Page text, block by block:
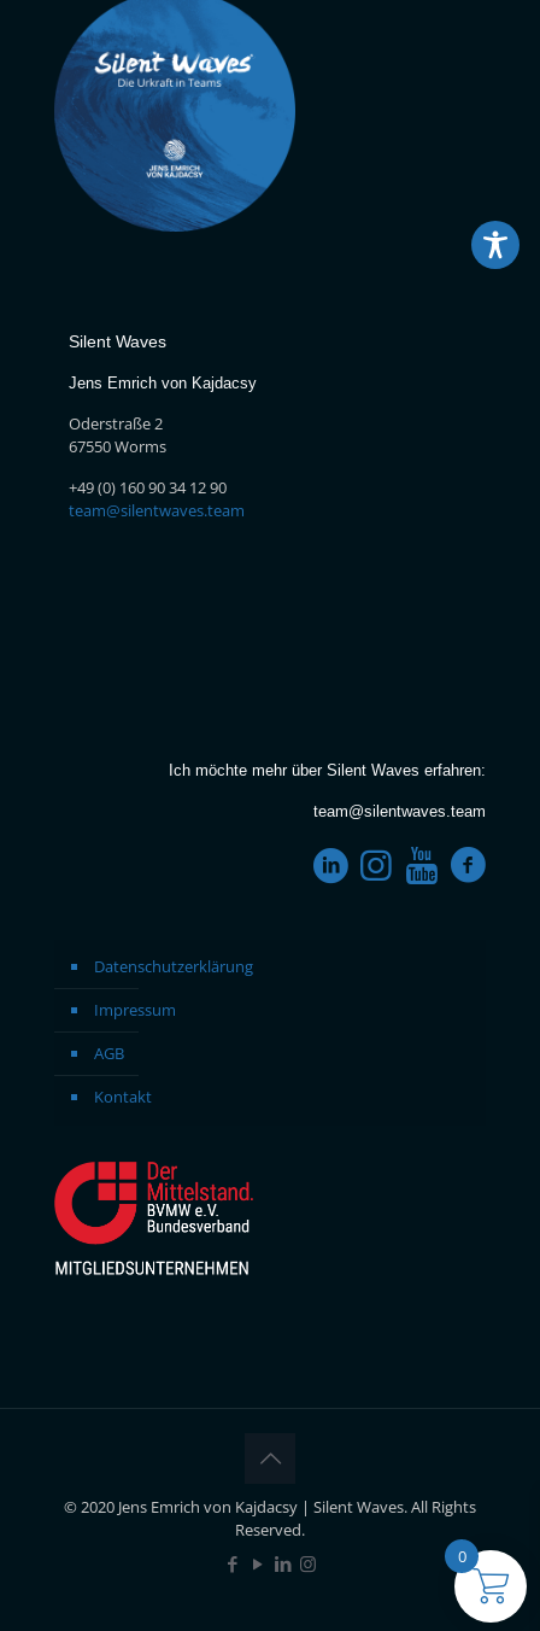
Silent Waves
Jens Emrich von Kajdacsy
Oderstraße 2
67550 Worms
+49 (0) 160 90 34 12 90
team@silentwaves.team
Ich möchte mehr über Silent Waves erfahren:
team@silentwaves.team
Datenschutzerklärung
Impressum
AGB
Kontakt
© 2020 Jens Emrich von Kajdacsy | Silent Waves. All Rights
Reserved.
0